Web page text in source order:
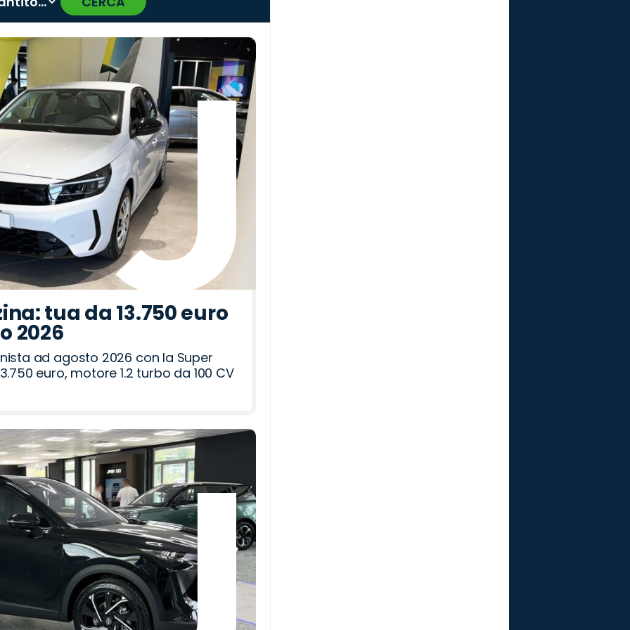
›
tua da 13.750 euro
2026
ad agosto 2026 con la Super
euro, motore 1.2 turbo da 100 CV